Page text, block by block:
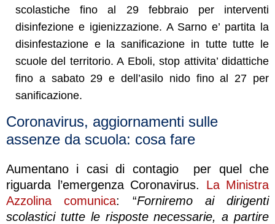
scolastiche fino al 29 febbraio per interventi
disinfezione e igienizzazione. A Sarno e’ partita la
disinfestazione e la sanificazione in tutte tutte le
scuole del territorio. A Eboli, stop attivita’ didattiche
fino a sabato 29 e dell’asilo nido fino al 27 per
sanificazione.
Coronavirus, aggiornamenti sulle
assenze da scuola: cosa fare
Aumentano i casi di contagio per quel che
riguarda l’emergenza Coronavirus. La Ministra
Azzolina comunica: “Forniremo ai dirigenti
scolastici tutte le risposte necessarie, a partire